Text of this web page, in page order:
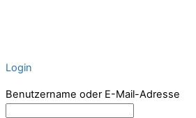
Login
Benutzername oder E-Mail-Adresse